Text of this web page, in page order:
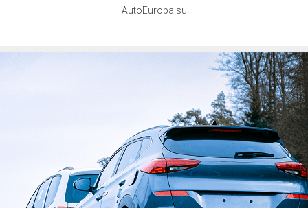
AutoEuropa.su